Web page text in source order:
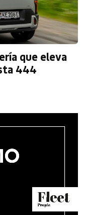
que eleva
444